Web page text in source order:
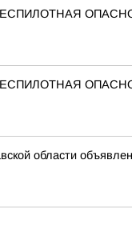
БЕСПИЛОТНАЯ
БЕСПИЛОТНАЯ
области объявлена